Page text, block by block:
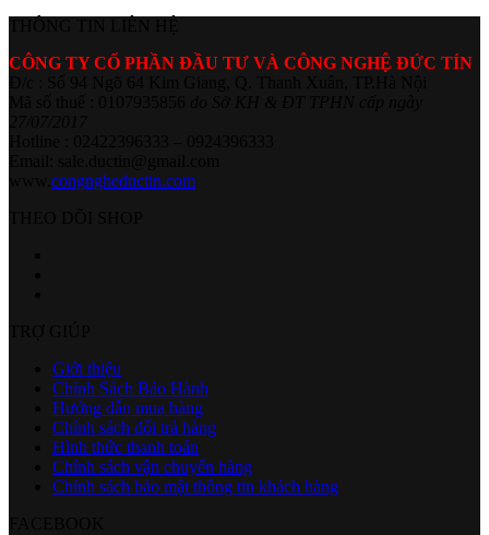
CÔNG TY CỔ PHẦN ĐẦU TƯ VÀ CÔNG NGHỆ ĐỨC TÍN
congngheductin.com
Giới thiệu
Chính Sách Bảo Hành
Hướng dẫn mua hàng
Chính sách đổi trả hàng
Hình thức thanh toán
Chính sách vận chuyển hàng
Chính sách bảo mật thông tin khách hàng